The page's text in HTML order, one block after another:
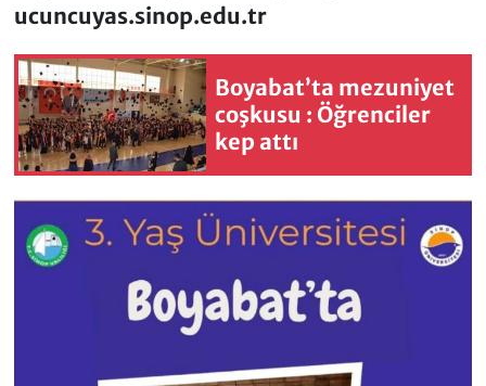
ucuncuyas.sinop.edu.tr
Boyabat’ta mezuniyet
coşkusu : Öğrenciler
kep attı